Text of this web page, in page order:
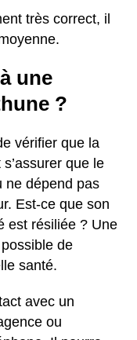
très correct, il
une
?
vérifier que la
que le
ne dépend pas
Est-ce que son
est résiliée ? Une
de
santé.
avec un
ou